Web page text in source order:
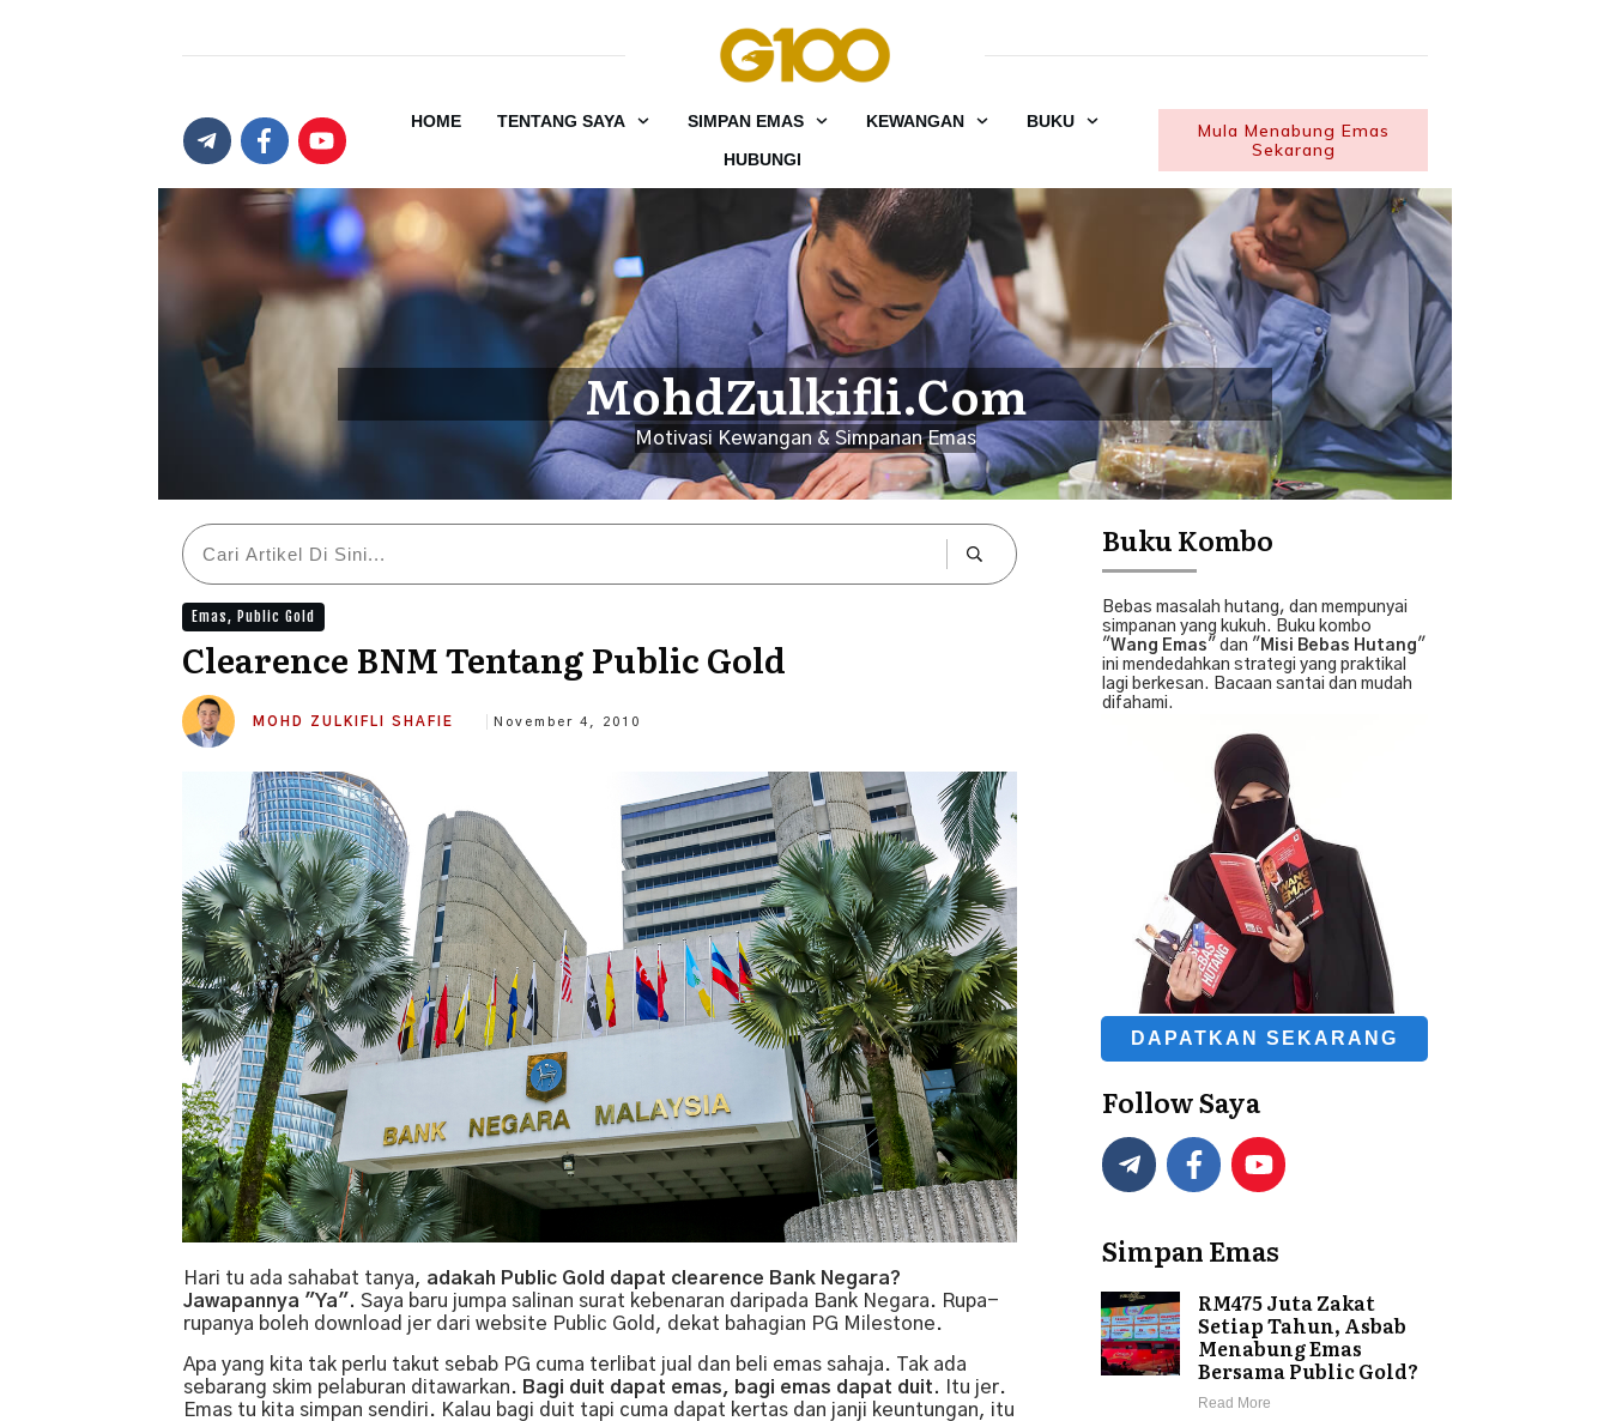
HOME TENTANG SAYA SIMPAN EMAS KEWANGAN
BUKU
HUBUNGI
Mula Menabung Emas
Sekarang
MohdZulkifli.Com
Motivasi Kewangan & Simpanan Emas
Emas, Public Gold
Clearence BNM Tentang Public Gold
MOHD ZULKIFLI SHAFIE November 4, 2010
Hari tu ada sahabat tanya, adakah Public Gold dapat clearence Bank Negara?
Jawapannya "Ya". Saya baru jumpa salinan surat kebenaran daripada Bank Negara. Rupa-
rupanya boleh download jer dari website Public Gold, dekat bahagian PG Milestone.
Apa yang kita tak perlu takut sebab PG cuma terlibat jual dan beli emas sahaja. Tak ada
sebarang skim pelaburan ditawarkan. Bagi duit dapat emas, bagi emas dapat duit.
Itu jer.
Emas tu kita simpan sendiri. Kalau bagi duit tapi cuma dapat kertas dan janji keuntungan, itu
Buku Kombo
Bebas masalah hutang, dan mempunyai
simpanan yang kukuh. Buku kombo
"Wang Emas" dan " Misi Bebas Hutang"
ini mendedahkan strategi yang praktikal
lagi berkesan. Bacaan santai dan mudah
difahami.
DAPATKAN SEKARANG
Follow Saya
Simpan Emas
RM475 Juta Zakat
Setiap Tahun, Asbab
Menabung Emas
Bersama Public Gold?
Read More